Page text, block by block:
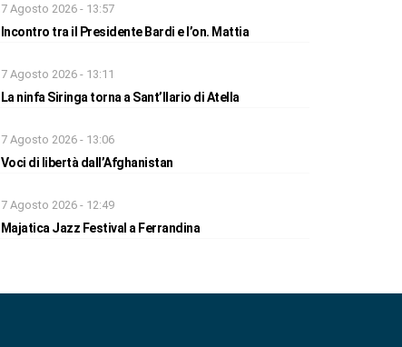
7 Agosto 2026 - 13:57
Incontro tra il Presidente Bardi e l’on. Mattia
7 Agosto 2026 - 13:11
La ninfa Siringa torna a Sant’Ilario di Atella
7 Agosto 2026 - 13:06
Voci di libertà dall’Afghanistan
7 Agosto 2026 - 12:49
Majatica Jazz Festival a Ferrandina